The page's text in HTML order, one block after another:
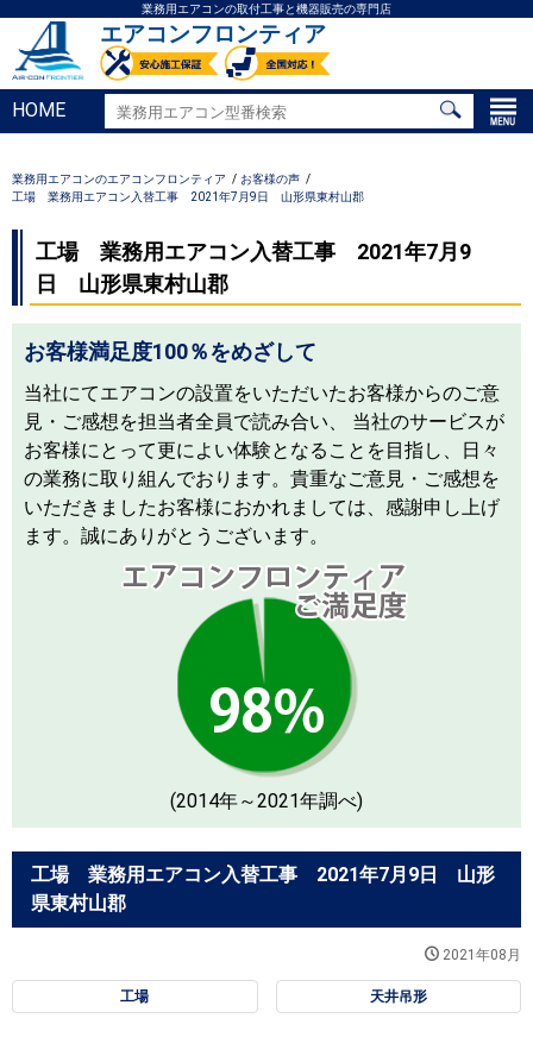
業務用エアコンの取付工事と機器販売の専門店
エアコンフロンティア
HOME
業務用エアコンのエアコンフロンティア
お客様の声
工場 業務用エアコン入替工事 2021年7月9日 山形県東村山郡
工場 業務用エアコン入替工事 2021年7月9
日 山形県東村山郡
お客様満足度100％をめざして
当社にてエアコンの設置をいただいたお客様からのご意
見・ご感想を担当者全員で読み合い、 当社のサービスが
お客様にとって更によい体験となることを目指し、日々
の業務に取り組んでおります。貴重なご意見・ご感想を
いただきましたお客様におかれましては、感謝申し上げ
ます。誠にありがとうございます。
(2014年～2021年調べ)
工場 業務用エアコン入替工事 2021年7月9日 山形
県東村山郡
2021年08月
工場 天井吊形